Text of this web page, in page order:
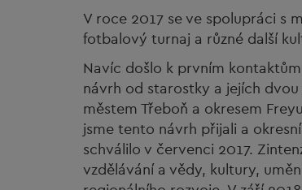
V roce 2017 se ve spolupráci s
fotbalový turnaj a různé další
Navíc došlo k prvním
návrh od starostky a jejích
městem Třeboň a okresem
jsme tento návrh přijali a
schválilo v červenci 2017.
vzdělávání a vědy, kultury,